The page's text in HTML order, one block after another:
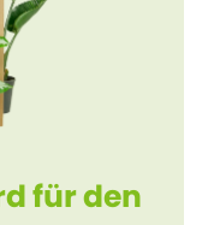
für den